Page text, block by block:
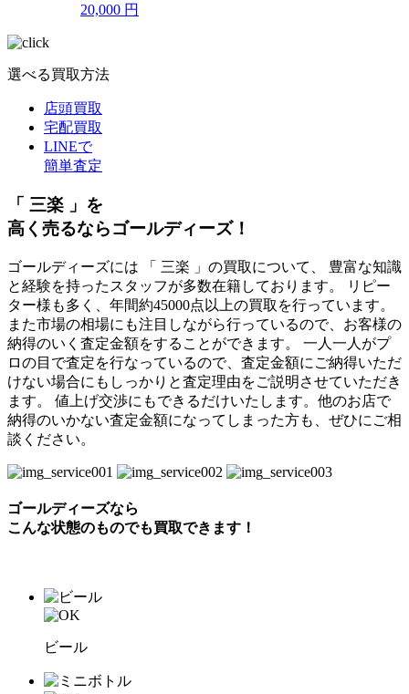
20,000 円
選べる買取方法
店頭買取
宅配買取
LINEで
簡単査定
「 三楽 」を
高く売るならゴールディーズ！
ゴールディーズには 「 三楽 」の買取について、 豊富な知識
と経験を持ったスタッフが多数在籍しております。 リピー
ター様も多く、年間約45000点以上の買取を行っています。
また市場の相場にも注目しながら行っているので、お客様の
納得のいく査定金額をすることができます。 一人一人がプ
ロの目で査定を行なっているので、査定金額にご納得いただ
けない場合にもしっかりと査定理由をご説明させていただき
ます。 値上げ交渉にもできるだけいたします。他のお店で
納得のいかない査定金額になってしまった方も、ぜひにご相
談ください。
ゴールディーズなら
こんな状態のものでも買取できます！
ビール